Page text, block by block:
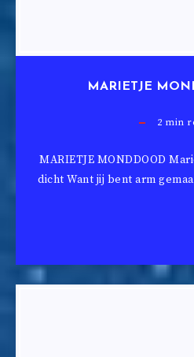
MARIETJE
2 min
MARIETJE MONDDOOD
dicht Want jij bent arm